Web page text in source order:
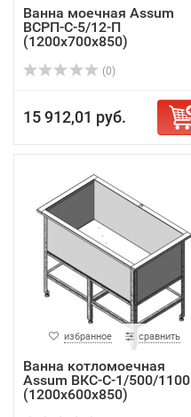
Ванна моечная Assum
ВСРП-С-5/12-П
(1200х700х850)
(0)
15 912,01 руб.
избранное сравнить
Ванна котломоечная
Assum ВКС-С-1/500/1100
(1200х600х850)